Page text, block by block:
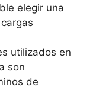
elegir una
utilizados en
son
de